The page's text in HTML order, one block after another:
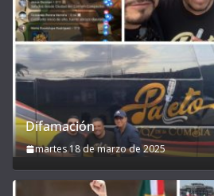
Difamación
martes 18 de marzo de 2025